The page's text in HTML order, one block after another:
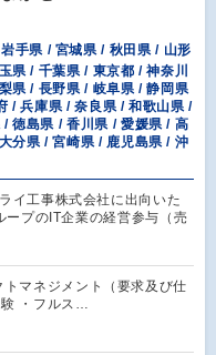
手県 / 宮城県 / 秋田県 / 山形
県 / 千葉県 / 東京都 / 神奈川
県 / 長野県 / 岐阜県 / 静岡県
/ 兵庫県 / 奈良県 / 和歌山県 /
徳島県 / 香川県 / 愛媛県 / 高
分県 / 宮崎県 / 鹿児島県 / 沖
イ工事株式会社に出向いた
ープのIT企業の経営参与（売
トマネジメント（要求及び仕
験 ・フルス…